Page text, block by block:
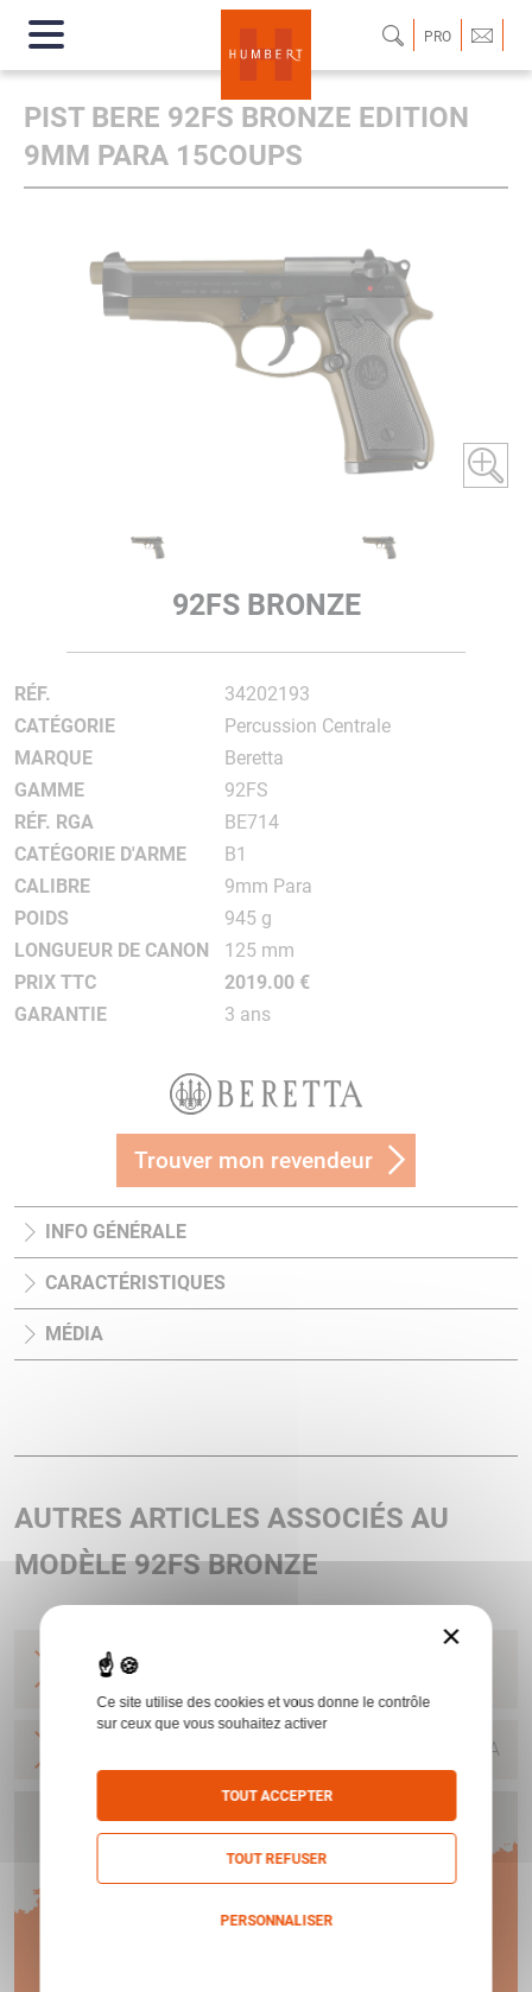
PRO
PIST BERE 92FS BRONZE EDITION
9MM PARA 15COUPS
92FS BRONZE
RÉF.
34202193
CATÉGORIE
Percussion Centrale
MARQUE
Beretta
GAMME
92FS
RÉF. RGA
BE714
CATÉGORIE D'ARME
B1
CALIBRE
9mm Para
POIDS
945 g
LONGUEUR DE CANON
125 mm
PRIX TTC
2019.00 €
GARANTIE
3 ans
Trouver mon revendeur
INFO GÉNÉRALE
CARACTÉRISTIQUES
MÉDIA
AUTRES ARTICLES ASSOCIÉS AU
MODÈLE 92FS BRONZE
PIST BERE 92FS-INOX 9MM PARA 15COUPS
BERETTA
BERETTA
Humbert vous offre
1 AN
×
Ce site utilise des cookies et vous donne le contrôle
sur ceux que vous souhaitez activer
TOUT ACCEPTER
TOUT REFUSER
PERSONNALISER